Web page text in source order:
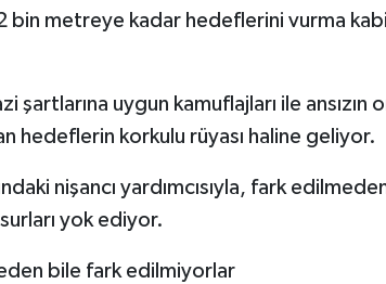
bin metreye kadar hedeflerini vurma
şartlarına uygun kamuflajları ile ansızın
hedeflerin korkulu rüyası haline geliyor.
nişancı yardımcısıyla, fark
yok ediyor.
bile fark edilmiyorlar